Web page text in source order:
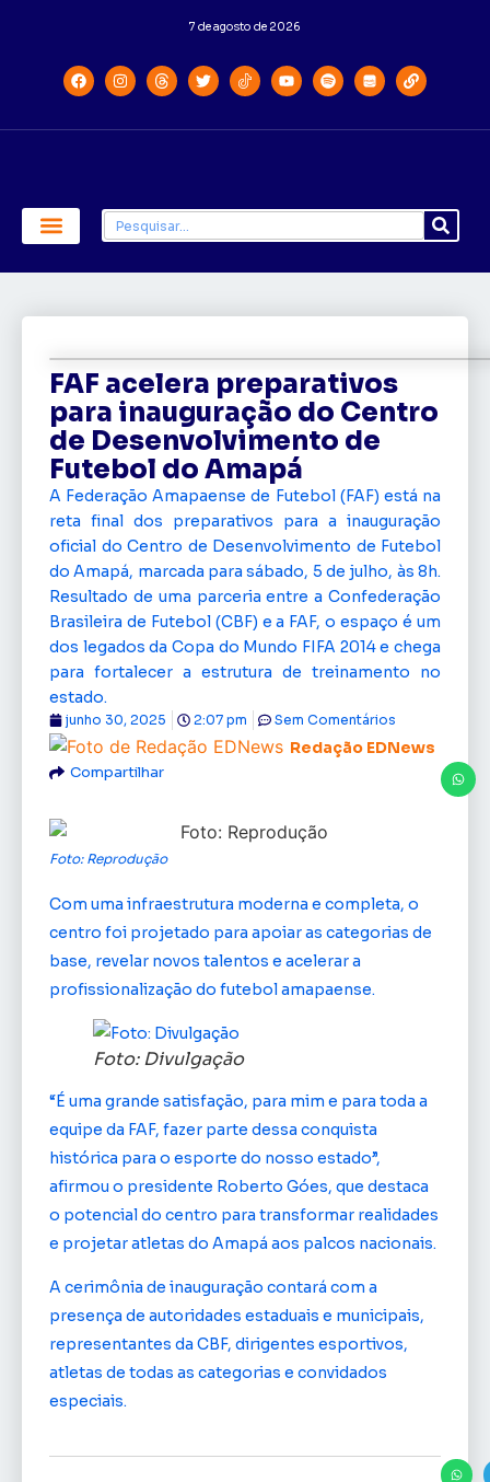
7 de agosto de 2026
FAF acelera preparativos
para inauguração do Centro
de Desenvolvimento de
Futebol do Amapá
A Federação Amapaense de Futebol (FAF) está na
reta final dos preparativos para a inauguração
oficial do Centro de Desenvolvimento de Futebol
do Amapá, marcada para sábado, 5 de julho, às 8h.
Resultado de uma parceria entre a Confederação
Brasileira de Futebol (CBF) e a FAF, o espaço é um
dos legados da Copa do Mundo FIFA 2014 e chega
para fortalecer a estrutura de treinamento no
estado.
Redação EDNews
junho 30, 2025 2:07 pm Sem Comentários
Compartilhar
Foto: Reprodução
Com uma infraestrutura moderna e completa, o
centro foi projetado para apoiar as categorias de
base, revelar novos talentos e acelerar a
profissionalização do futebol amapaense.
Foto: Divulgação
“É uma grande satisfação, para mim e para toda a
equipe da FAF, fazer parte dessa conquista
histórica para o esporte do nosso estado”,
afirmou o presidente Roberto Góes, que destaca
o potencial do centro para transformar realidades
e projetar atletas do Amapá aos palcos nacionais.
A cerimônia de inauguração contará com a
presença de autoridades estaduais e municipais,
representantes da CBF, dirigentes esportivos,
atletas de todas as categorias e convidados
especiais.